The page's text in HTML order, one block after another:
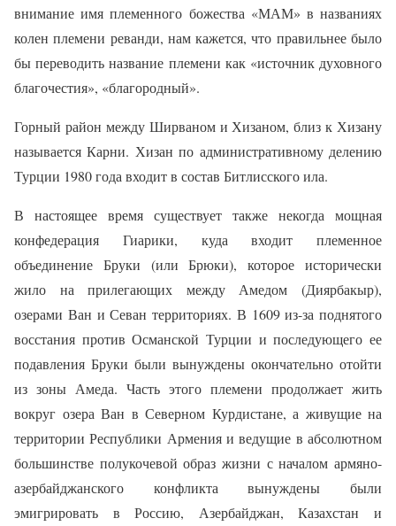
внимание имя племенного божества «МАМ» в названиях
колен племени реванди, нам кажется, что правильнее было
бы переводить название племени как «источник духовного
благочестия», «благородный».
Горный район между Ширваном и Хизаном, близ к Хизану
называется Карни. Хизан по административному делению
Турции 1980 года входит в состав Битлисского ила.
В настоящее время существует также некогда мощная
конфедерация Гиарики, куда входит племенное
объединение Бруки (или Брюки), которое исторически
жило на прилегающих между Амедом (Диярбакыр),
озерами Ван и Севан территориях. В 1609 из-за поднятого
восстания против Османской Турции и последующего ее
подавления Бруки были вынуждены окончательно отойти
из зоны Амеда. Часть этого племени продолжает жить
вокруг озера Ван в Северном Курдистане, а живущие на
территории Республики Армения и ведущие в абсолютном
большинстве полукочевой образ жизни с началом армяно-
азербайджанского конфликта вынуждены были
эмигрировать в Россию, Азербайджан, Казахстан и